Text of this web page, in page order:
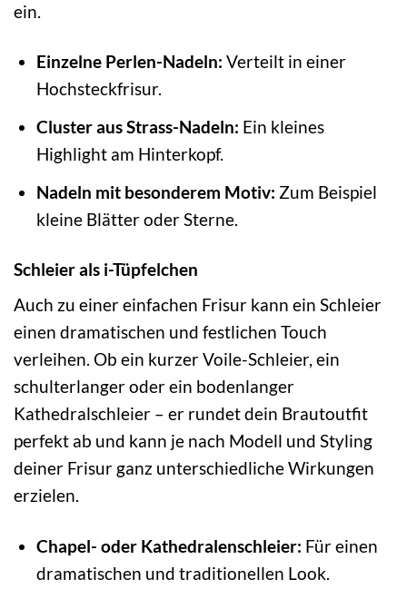
ein.
Einzelne Perlen-Nadeln: Verteilt in einer
Hochsteckfrisur.
Cluster aus Strass-Nadeln: Ein kleines
Highlight am Hinterkopf.
Nadeln mit besonderem Motiv: Zum Beispiel
kleine Blätter oder Sterne.
Schleier als i-Tüpfelchen
Auch zu einer einfachen Frisur kann ein Schleier
einen dramatischen und festlichen Touch
verleihen. Ob ein kurzer Voile-Schleier, ein
schulterlanger oder ein bodenlanger
Kathedralschleier – er rundet dein Brautoutfit
perfekt ab und kann je nach Modell und Styling
deiner Frisur ganz unterschiedliche Wirkungen
erzielen.
Chapel- oder Kathedralenschleier: Für einen
dramatischen und traditionellen Look.